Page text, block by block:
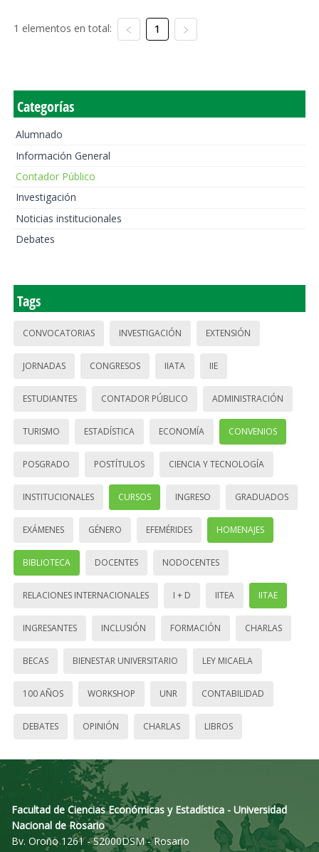
1 elementos en total: 1
Categorías
Alumnado
Información General
Contador Público
Investigación
Noticias institucionales
Debates
Tags
CONVOCATORIAS INVESTIGACIÓN EXTENSIÓN
JORNADAS CONGRESOS IIATA IIE
ESTUDIANTES CONTADOR PÚBLICO ADMINISTRACIÓN
TURISMO ESTADÍSTICA ECONOMÍA CONVENIOS
POSGRADO POSTÍTULOS CIENCIA Y TECNOLOGÍA
INSTITUCIONALES CURSOS INGRESO GRADUADOS
EXÁMENES GÉNERO EFEMÉRIDES HOMENAJES
BIBLIOTECA DOCENTES NODOCENTES
RELACIONES INTERNACIONALES I + D IITEA IITAE
INGRESANTES INCLUSIÓN FORMACIÓN CHARLAS
BECAS BIENESTAR UNIVERSITARIO LEY MICAELA
100 AÑOS WORKSHOP UNR CONTABILIDAD
DEBATES OPINIÓN CHARLAS LIBROS
Facultad de Ciencias Económicas y Estadística - Universidad
Nacional de Rosario
Bv. Oroño 1261 - S2000DSM - Rosario